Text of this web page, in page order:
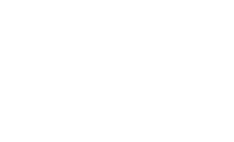
хрупкая, но при